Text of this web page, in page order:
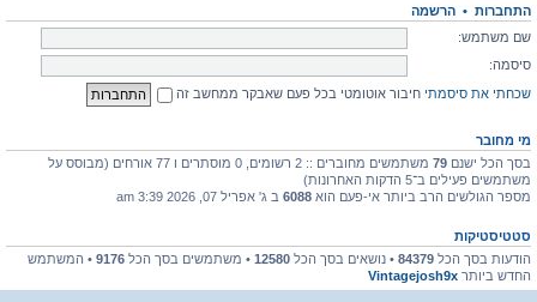
התחברות • הרשמה
שם משתמש:
סיסמה:
שכחתי את סיסמתי חיבור אוטומטי בכל פעם שאבקר ממחשב זה
מי מחובר
בסך הכל ישנם 79
משתמשים מחוברים :: 2 רשומים, 0 מוסתרים ו 77 אורחים (מבוסס על
משתמשים פעילים ב־5 הדקות האחרונות)
מספר הגולשים הרב ביותר אי-פעם הוא 6088 ב ג' אפריל 07, 2026 3:39 am
סטטיסטיקות
הודעות בסך הכל 84379 • נושאים בסך הכל 12580 • משתמשים בסך הכל 9176 • המשתמש
החדש ביותר Vintagejosh9x